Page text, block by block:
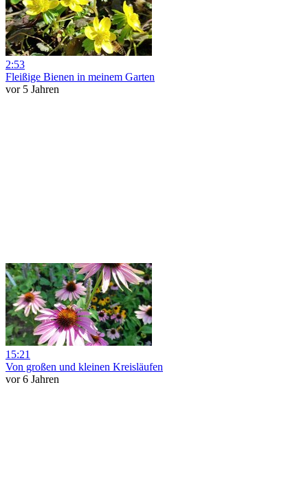
2:53
Fleißige Bienen in meinem Garten
vor 5 Jahren
15:21
Von großen und kleinen Kreisläufen
vor 6 Jahren